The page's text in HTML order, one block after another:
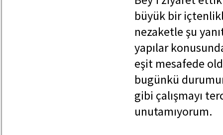
büyük bir
nezaketle şu
yapılar
eşit mesafede
bugünkü
gibi çalışmayı
unutamıyorum.